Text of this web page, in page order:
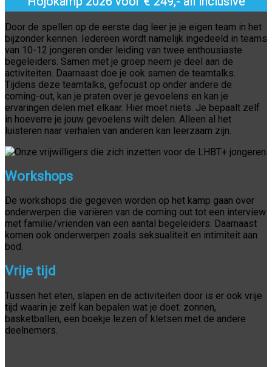
Door de spellen op de eerste dag leer je je eigen team in het
bijzonder kennen. Iedereen wordt namelijk ingedeeld in teams
van 10-12 jongeren onder leiding van twee enthousiaste
begeleiders. Samen met je groep neem je deel aan de
activiteiten. Daarnaast doe je ook samen de teamtalks.
Tijdens deze teamtalks, gefocust op onder andere de
coming-out, kan je praten over je gevoelens en kan je
ervaringen delen met elkaar. Hier moet niets. Je bepaalt zelf
in hoeverre je jouw gevoelens wilt delen. Alleen al het
luisteren naar verhalen van anderen kan leerzaam zijn.
Workshops
De workshops die gegeven worden op het kamp gaan over
onderwerpen die variëren van de coming out tot een interview
met familie/vrienden van een aantal begeleiders. Daarnaast
komen ook onderwerpen zoals seksualiteit en intimiteit aan
bod.
Vrije tijd
Tussen het eten, slapen en de activiteiten door is er ook vrije
tijd waarin je zelf kan bepalen wat je doet: zonnen,
basketballen, een boekje lezen of kletsen met de andere
deelnemers.